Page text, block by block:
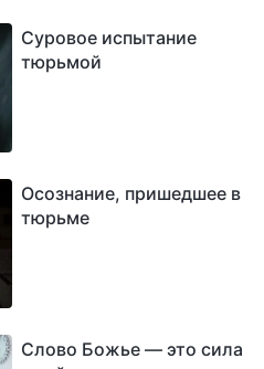
Суровое испытание
тюрьмой
Осознание, пришедшее в
тюрьме
Слово Божье — это сила